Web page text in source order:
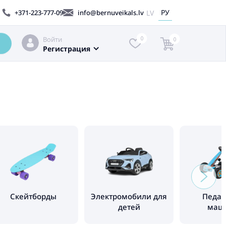
+371-223-777-09 info@bernuveikals.lv LV РУ
Войти
Регистрация
0 0
Cкейтборды
Электромобили для
детей